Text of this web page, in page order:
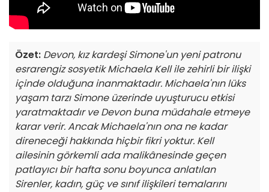
Özet: Devon, kız kardeşi Simone'un yeni patronu
esrarengiz sosyetik Michaela Kell ile zehirli bir ilişki
içinde olduğuna inanmaktadır. Michaela'nın lüks
yaşam tarzı Simone üzerinde uyuşturucu etkisi
yaratmaktadır ve Devon buna müdahale etmeye
karar verir. Ancak Michaela'nın ona ne kadar
direneceği hakkında hiçbir fikri yoktur. Kell
ailesinin görkemli ada malikânesinde geçen
patlayıcı bir hafta sonu boyunca anlatılan
Sirenler, kadın, güç ve sınıf ilişkileri temalarını